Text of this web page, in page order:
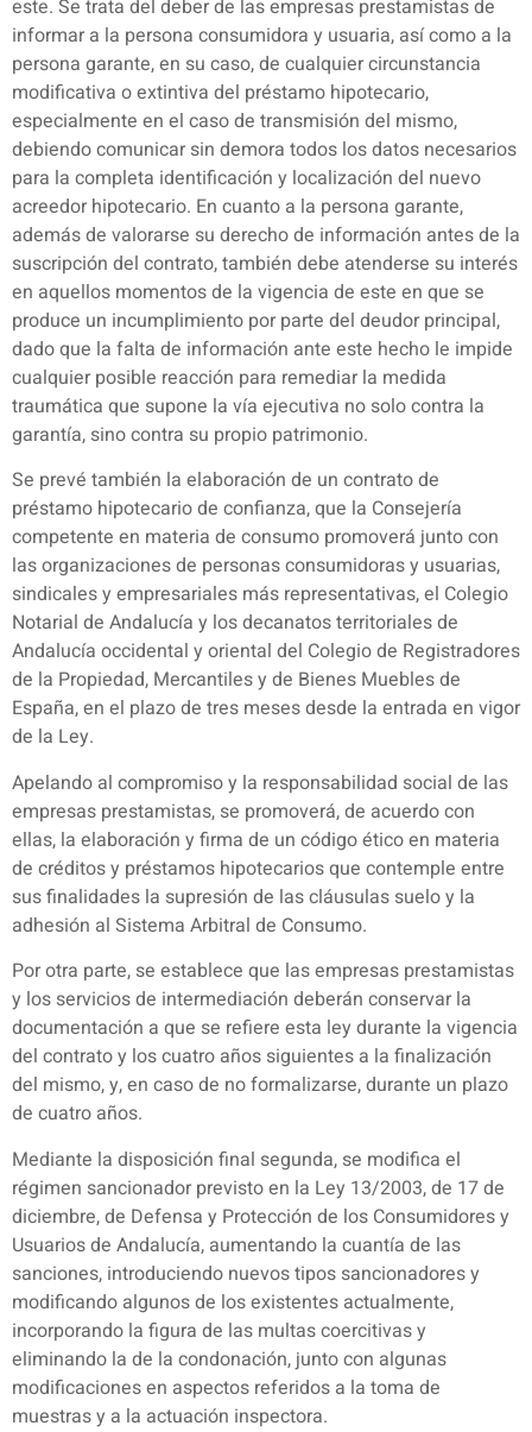
este. Se trata del deber de las empresas prestamistas de
informar a la persona consumidora y usuaria, así como a la
persona garante, en su caso, de cualquier circunstancia
modificativa o extintiva del préstamo hipotecario,
especialmente en el caso de transmisión del mismo,
debiendo comunicar sin demora todos los datos necesarios
para la completa identificación y localización del nuevo
acreedor hipotecario. En cuanto a la persona garante,
además de valorarse su derecho de información antes de la
suscripción del contrato, también debe atenderse su interés
en aquellos momentos de la vigencia de este en que se
produce un incumplimiento por parte del deudor principal,
dado que la falta de información ante este hecho le impide
cualquier posible reacción para remediar la medida
traumática que supone la vía ejecutiva no solo contra la
garantía, sino contra su propio patrimonio.
Se prevé también la elaboración de un contrato de
préstamo hipotecario de confianza, que la Consejería
competente en materia de consumo promoverá junto con
las organizaciones de personas consumidoras y usuarias,
sindicales y empresariales más representativas, el Colegio
Notarial de Andalucía y los decanatos territoriales de
Andalucía occidental y oriental del Colegio de Registradores
de la Propiedad, Mercantiles y de Bienes Muebles de
España, en el plazo de tres meses desde la entrada en vigor
de la Ley.
Apelando al compromiso y la responsabilidad social de las
empresas prestamistas, se promoverá, de acuerdo con
ellas, la elaboración y firma de un código ético en materia
de créditos y préstamos hipotecarios que contemple entre
sus finalidades la supresión de las cláusulas suelo y la
adhesión al Sistema Arbitral de Consumo.
Por otra parte, se establece que las empresas prestamistas
y los servicios de intermediación deberán conservar la
documentación a que se refiere esta ley durante la vigencia
del contrato y los cuatro años siguientes a la finalización
del mismo, y, en caso de no formalizarse, durante un plazo
de cuatro años.
Mediante la disposición final segunda, se modifica el
régimen sancionador previsto en la Ley 13/2003, de 17 de
diciembre, de Defensa y Protección de los Consumidores y
Usuarios de Andalucía, aumentando la cuantía de las
sanciones, introduciendo nuevos tipos sancionadores y
modificando algunos de los existentes actualmente,
incorporando la figura de las multas coercitivas y
eliminando la de la condonación, junto con algunas
modificaciones en aspectos referidos a la toma de
muestras y a la actuación inspectora.